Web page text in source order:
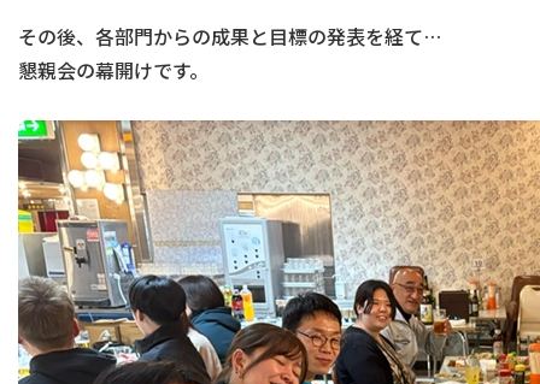
その後、各部門からの成果と目標の発表を経て…
懇親会の幕開けです。